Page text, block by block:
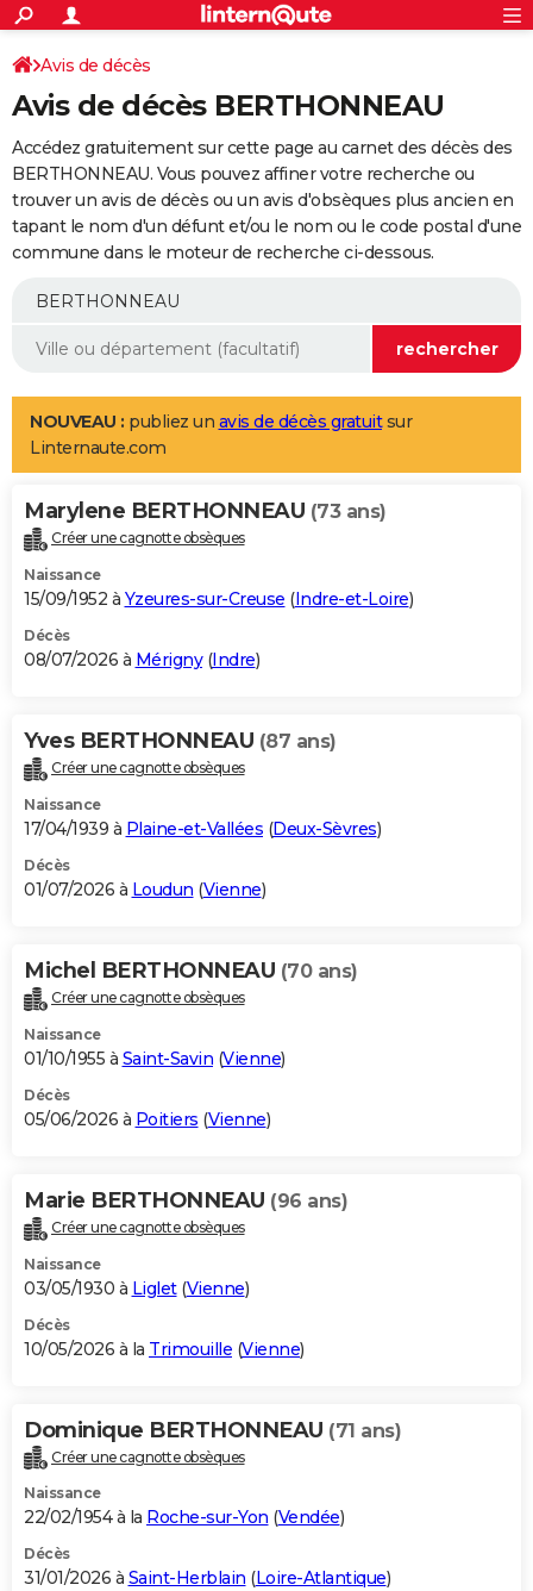
ACTUALITÉS
Politique
Société
Faits Divers
Education
Monde
Villes
+
SPORT
Coupe du monde 2026
Football
Tennis
Cyclisme
Rugby
Forum
Programme TV
TNT
Streaming
Cinéma
Sorties cinéma
Musique
+
FINANCE
Retraite
Epargne
Immobilier
Risques naturels par ville
Assurance
AUTO
Essais
Réserver un essai
Citadines
Berlines
SUV
Forum auto
+
Mobiles
Meilleur smartphone
Internet
Ordinateurs
Jeux vidéo
Guide high-tech
Aménagement intérieur
LIFESTYLE
Art de vivre
Bien-être
Loisirs
Mode
Modes de vie
Alimentation
Guide de la santé
Maladies
Médicaments
Sommeil
VOYAGE
Destinations
City break
Voyage nature
Voyage de noces
Forum
Climat
+PHOTO
GUIDES D'ACHAT
BONS PLANS
Carte de Noël
Carte Bonne année
Carte Saint-Valentin
Carte Pâques
Carte d'anniversaire
DICTIONNAIRE
Dictionnaire
Biographies
Citations
Expressions
Proverbes
PROGRAMME TV
S'inscrire
Se connecter
Lycées
Collèges
Primaires
Universités
Entreprises
Service militaire
Avis de recherche
AVIS DE DÉCÈS
Bricolage
Lifestyle
Culture
Sport
Auto
Television
Voyage
Cinema
Avis de décès
Avis de décès BERTHONNEAU
Accédez gratuitement sur cette page au carnet des décès des
BERTHONNEAU. Vous pouvez affiner votre recherche ou
trouver un avis de décès ou un avis d'obsèques plus ancien en
tapant le nom d'un défunt et/ou le nom ou le code postal d'une
commune dans le moteur de recherche ci-dessous.
NOUVEAU : publiez un avis de décès gratuitsur
Linternaute.com
Marylene BERTHONNEAU (73 ans)
Créer une cagnotte obsèques
Naissance
15/09/1952 à Yzeures-sur-Creuse (Indre-et-Loire)
Décès
08/07/2026 à Mérigny(Indre)
Yves BERTHONNEAU (87 ans)
Créer une cagnotte obsèques
Naissance
17/04/1939 à Plaine-et-Vallées (Deux-Sèvres)
Décès
01/07/2026 à Loudun (Vienne)
Michel BERTHONNEAU (70 ans)
Créer une cagnotte obsèques
Naissance
01/10/1955 à Saint-Savin (Vienne)
Décès
05/06/2026 à Poitiers (Vienne)
Marie BERTHONNEAU (96 ans)
Créer une cagnotte obsèques
Naissance
03/05/1930 à Liglet(Vienne)
Décès
10/05/2026 à la Trimouille (Vienne)
Dominique BERTHONNEAU (71 ans)
Créer une cagnotte obsèques
Naissance
22/02/1954 à la Roche-sur-Yon (Vendée)
Décès
31/01/2026 à Saint-Herblain (Loire-Atlantique)